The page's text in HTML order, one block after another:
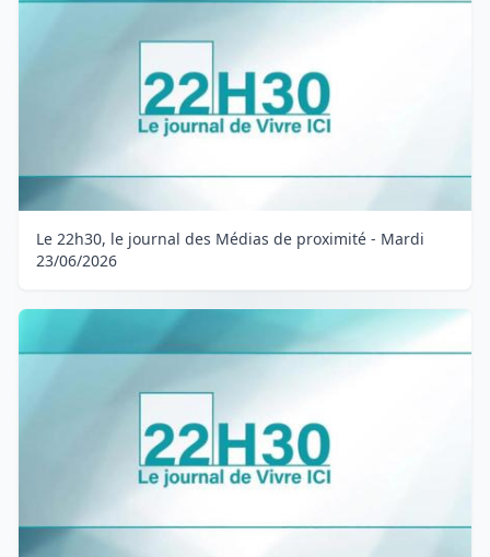
Le 22h30, le journal des Médias de proximité - Mardi
23/06/2026